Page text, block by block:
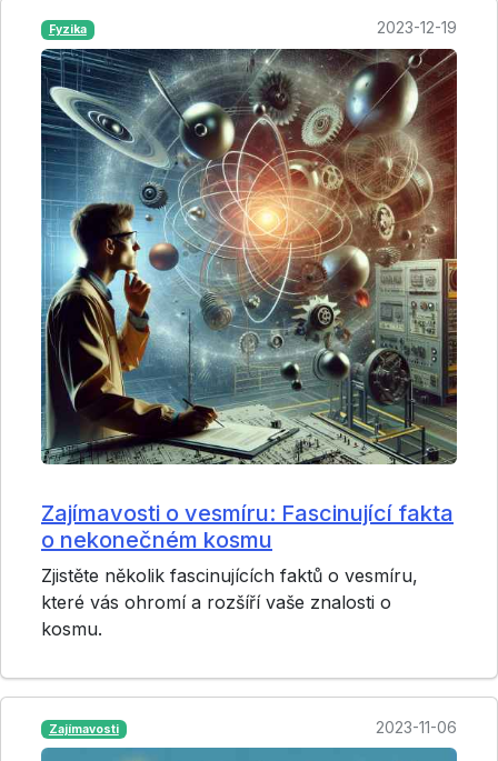
Fyzika 2023-12-19
Zajímavosti o vesmíru: Fascinující fakta
o nekonečném kosmu
Zjistěte několik fascinujících faktů o vesmíru,
které vás ohromí a rozšíří vaše znalosti o
kosmu.
Zajímavosti 2023-11-06